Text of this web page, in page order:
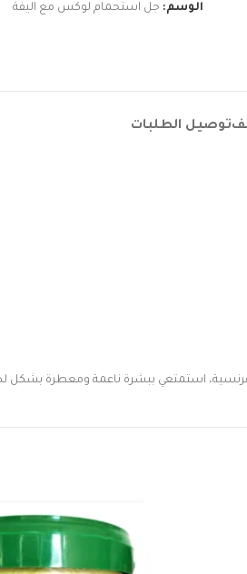
الوسم: جل استحمام لوكس مع اليفة
توصيل الطلبات
استمتعي ببشرة ناعمة ومعطرة بشكل